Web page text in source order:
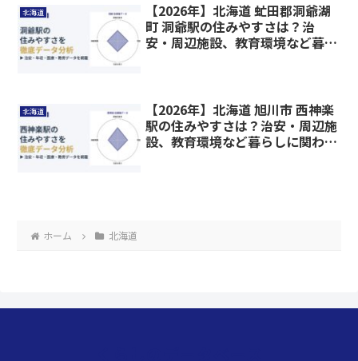
北海道
【2026年】北海道 虻田郡洞爺湖
町 洞爺駅の住みやすさは？治
安・周辺施設、教育環境など暮ら
北海道
【2026年】北海道 旭川市 西神楽
駅の住みやすさは？治安・周辺施
設、教育環境など暮らしに関わる
ホーム 北海道